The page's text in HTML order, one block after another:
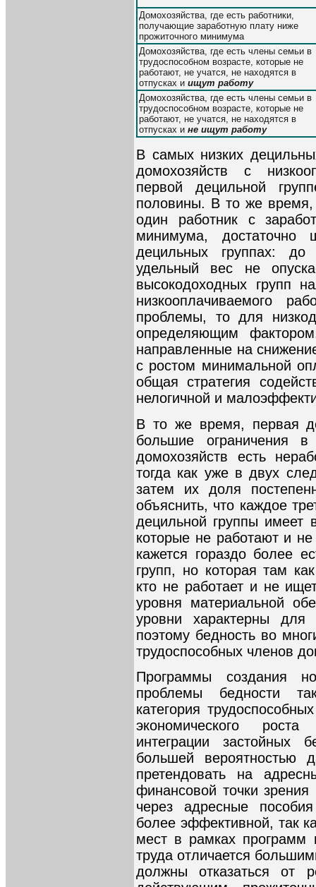
Домохозяйства, где есть работники,
получающие заработную плату ниже
прожиточного минимума
Домохозяйства, где есть члены семьи в
трудоспособном возрасте, которые не
работают, не учатся, не находятся в
отпусках и ищут работу
Домохозяйства, где есть члены семьи в
трудоспособном возрасте, которые не
работают, не учатся, не находятся в
отпусках и не ищут работу
В самых низких
домохозяйств с
первой децильной
половины. В то же время,
один работник с
минимума, достаточно
децильных группах:
удельный вес не
высокодоходных групп
низкооплачиваемого
проблемы, то для
определяющим
направленные на
с ростом минимальной
общая стратегия
нелогичной и
В то же время, первая
большие ограничения
домохозяйств есть
тогда как уже в двух
затем их доля
объяснить, что каждое
децильной группы имеет
которые не работают и
кажется гораздо более
групп, но которая там
кто не работает и не
уровня материальной
уровни характерны
поэтому бедность во
трудоспособных членов
Программы создания
проблемы бедности
категория
экономического
интеграции
большей вероятностью
претендовать на
финансовой точки
через адресные
более эффективной, так
мест в рамках программ
труда отличается
должны отказаться от